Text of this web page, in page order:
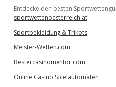
Entdecke den besten
sportwettenoesterreich.at
Sportbekleidung & Trikots
Meister-Wetten.com
Bestercasinomentor.com
Online Casino Spielautomaten